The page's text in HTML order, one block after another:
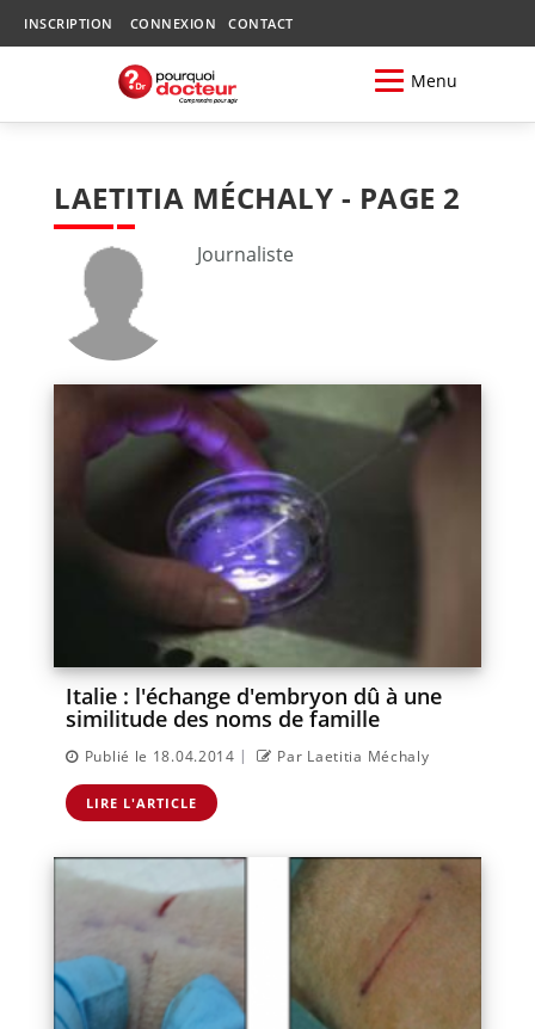
INSCRIPTION CONNEXION CONTACT
Menu
LAETITIA MÉCHALY - PAGE 2
Journaliste
Italie : l'échange d'embryon dû à une
similitude des noms de famille
Publié le 18.04.2014 | Par Laetitia Méchaly
LIRE L'ARTICLE